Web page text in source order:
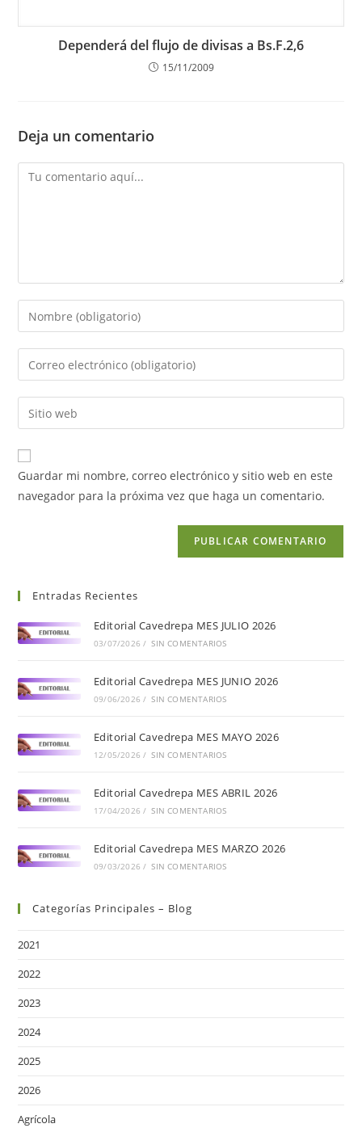
Dependerá del flujo de divisas a Bs.F.2,6
15/11/2009
Deja un comentario
Guardar mi nombre, correo electrónico y sitio web en este
navegador para la próxima vez que haga un comentario.
Entradas Recientes
Editorial Cavedrepa MES JULIO 2026
03/07/2026 / SIN COMENTARIOS
Editorial Cavedrepa MES JUNIO 2026
09/06/2026 / SIN COMENTARIOS
Editorial Cavedrepa MES MAYO 2026
12/05/2026 / SIN COMENTARIOS
Editorial Cavedrepa MES ABRIL 2026
17/04/2026 / SIN COMENTARIOS
Editorial Cavedrepa MES MARZO 2026
09/03/2026 / SIN COMENTARIOS
Categorías Principales – Blog
2021
2022
2023
2024
2025
2026
Agrícola